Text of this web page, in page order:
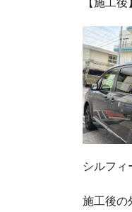
シルフィ
施工後の